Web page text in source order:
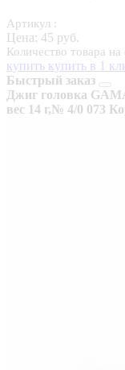
Артикул :
Цена: 45 руб.
Количество товара на
купить купить в 1
Быстрый заказ
Джиг головка
вес 14 г,№ 4/0 073